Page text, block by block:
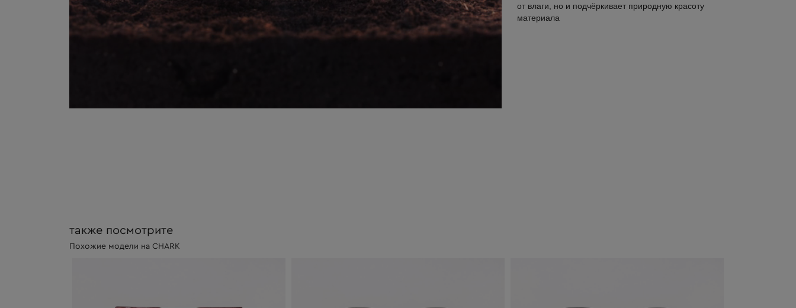
от влаги, но и подчёркивает природную красоту
материала
также посмотрите
Похожие модели на CHARK